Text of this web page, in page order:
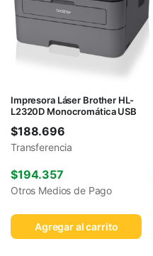
Impresora Láser Brother HL-
L2320D Monocromática USB
$188.696
Transferencia
$194.357
Otros Medios de Pago
Agregar al carrito